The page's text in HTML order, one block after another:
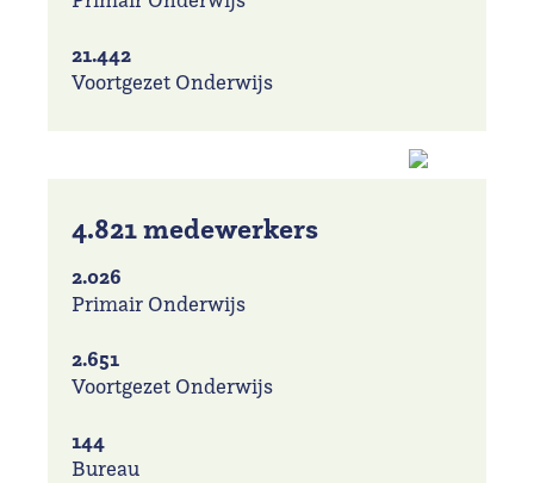
21.442
Voortgezet Onderwijs
4.821 medewerkers
2.026
Primair Onderwijs
2.651
Voortgezet Onderwijs
144
Bureau